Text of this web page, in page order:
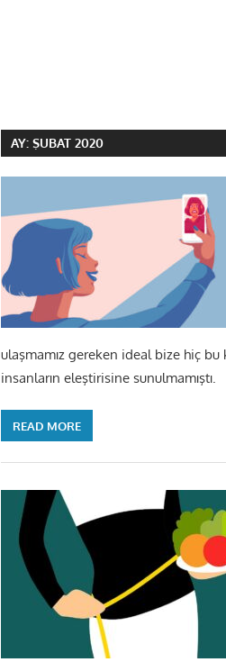
AY:ŞUBAT 2020
ulaşmamız gereken ideal bize hiç bu
insanların eleştirisine sunulmamıştı.
READ MORE